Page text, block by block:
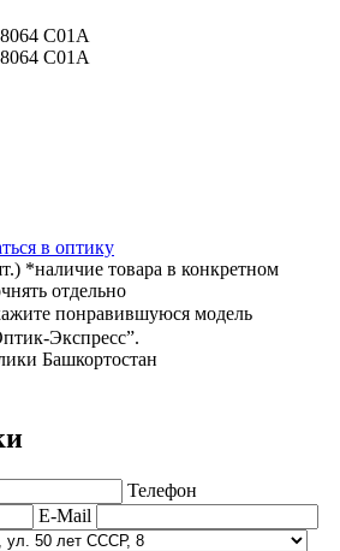
в оптику
*наличие товара в конкретном
отдельно
понравившуюся модель
Экспресс”.
Башкортостан
Телефон
E-Mail